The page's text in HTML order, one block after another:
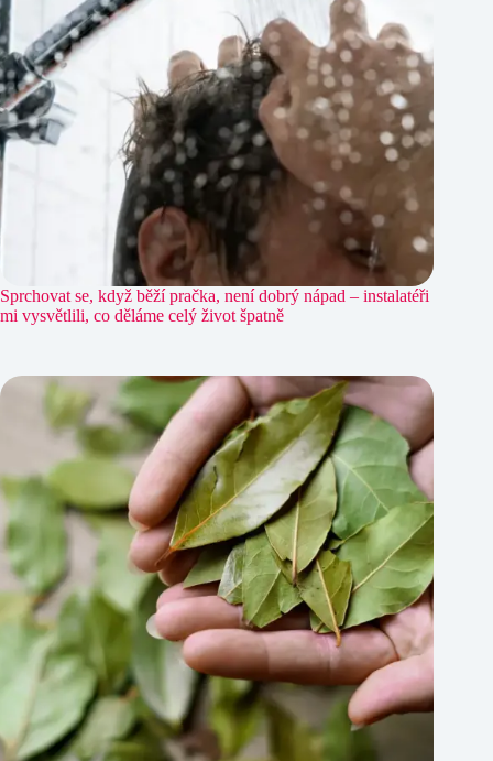
Sprchovat se, když běží pračka, není dobrý nápad – instalatéři
mi vysvětlili, co děláme celý život špatně